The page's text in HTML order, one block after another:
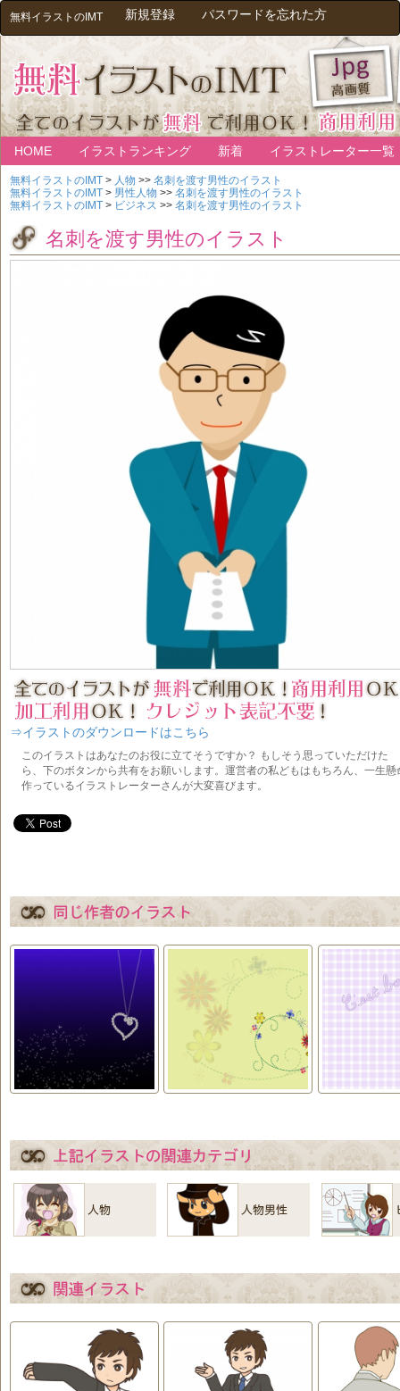
無料イラストのIMT 新規登録 パスワードを忘れた方
HOME イラストランキング 新着 イラストレーター一覧
無料イラストのIMT > 人物 >> 名刺を渡す男性のイラスト
無料イラストのIMT > 男性人物 >> 名刺を渡す男性のイラスト
無料イラストのIMT > ビジネス >> 名刺を渡す男性のイラスト
名刺を渡す男性のイラスト
⇒イラストのダウンロードはこちら